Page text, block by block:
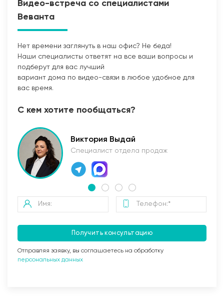
Видео-встреча со специалистами
Веванта
Нет времени заглянуть в наш офис? Не беда!
Наши специалисты ответят на все ваши вопросы и
подберут для вас лучший
вариант дома по видео-связи в любое удобное для
вас время.
С кем хотите пообщаться?
Виктория Выдай
Специалист отдела продаж
Получить консультацию
Отправляя заявку, вы соглашаетесь на обработку
персональных данных